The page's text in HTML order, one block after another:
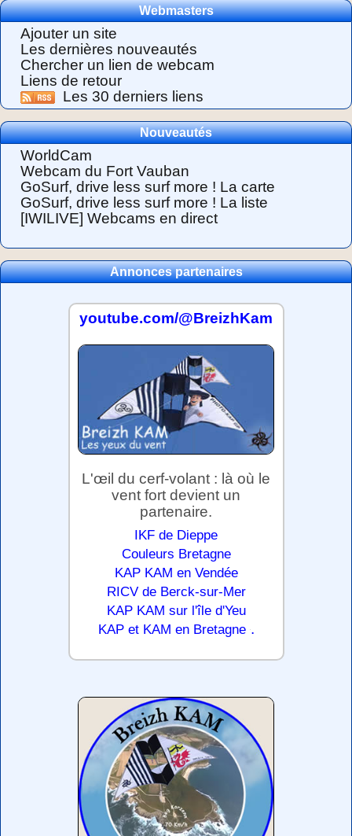
Webmasters
Ajouter un site
Les dernières nouveautés
Chercher un lien de webcam
Liens de retour
Les 30 derniers liens
Nouveautés
WorldCam
Webcam du Fort Vauban
GoSurf, drive less surf more ! La carte
GoSurf, drive less surf more ! La liste
[IWILIVE] Webcams en direct
Annonces partenaires
youtube.com/@BreizhKam
L'œil du cerf-volant : là où le
vent fort devient un
partenaire.
IKF de Dieppe
Couleurs Bretagne
KAP KAM en Vendée
RICV de Berck-sur-Mer
KAP KAM sur l'île d'Yeu
KAP et KAM en Bretagne .